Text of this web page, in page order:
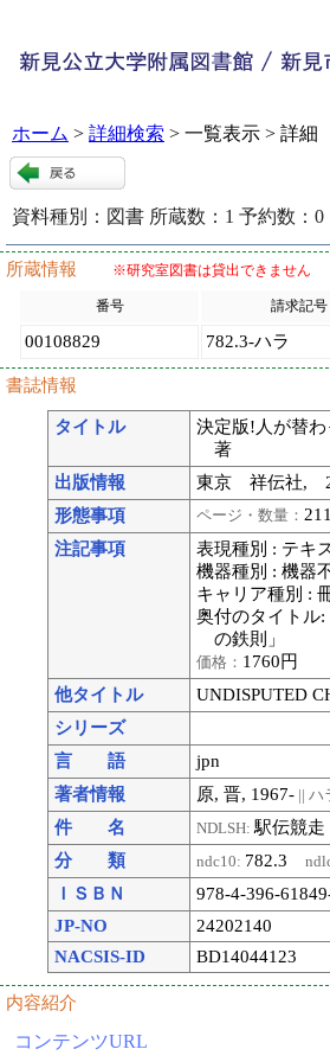
ホーム > 詳細検索 > 一覧表示 > 詳細
資料種別： 図書 所蔵数： 1 予約数： 0
所蔵情報 ※研究室図書は貸出できません
番号 請求記号
00108829 782.3-ハラ
書誌情報
タイトル
決定版!人が替
著
出版情報
東京 祥伝社,
形態事項
ページ・数量：
注記事項
表現種別 : テキ
機器種別 : 機器
キャリア種別 :
奥付のタイトル
の鉄則」
価格： 1760円
他タイトル
UNDISPUTED
シリーズ
言 語
jpn
著者情報
原, 晋, 1967- || ハ
件 名 NDLSH:駅伝競走
分 類
ndc10: 782.3
ＩＳＢＮ
978-4-396-
JP-NO
24202140
NACSIS-ID
BD14044123
内容紹介
コンテンツURL